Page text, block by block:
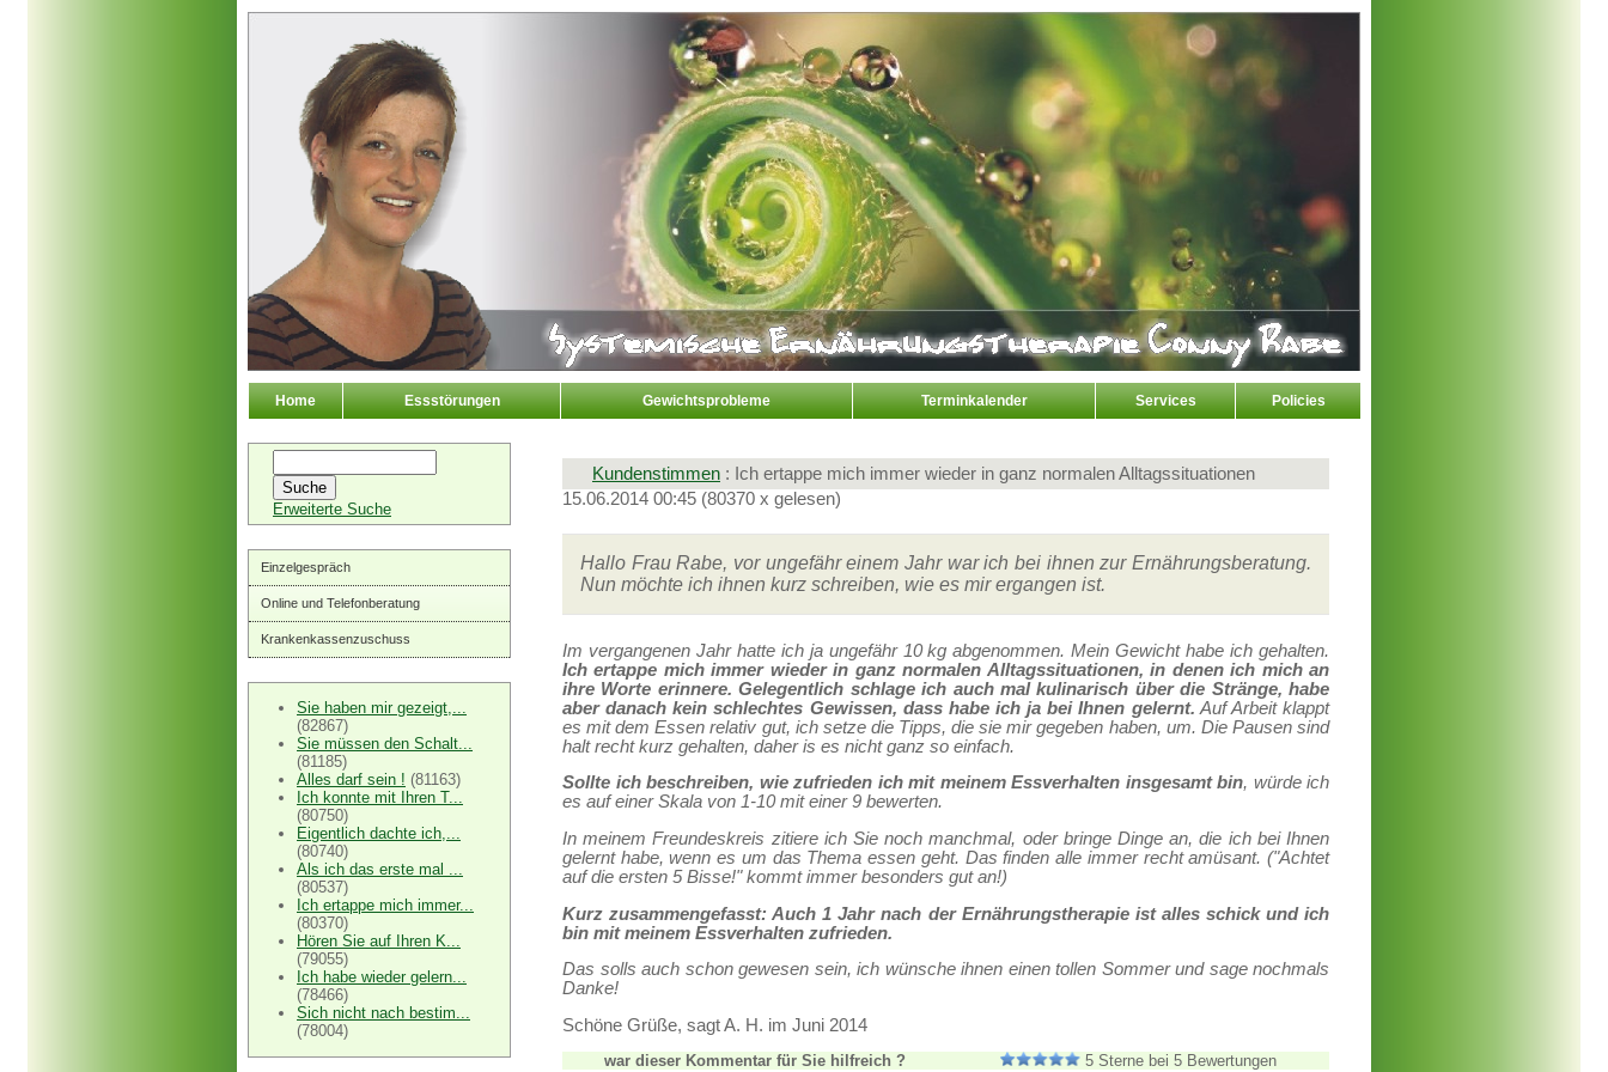
Home Essstörungen Gewichtsprobleme Terminkalender Services Policies
Erweiterte Suche
Einzelgespräch
Online und Telefonberatung
Krankenkassenzuschuss
Sie haben mir gezeigt,...
(82867)
Sie müssen den Schalt...
(81185)
Alles darf sein ! (81163)
Ich konnte mit Ihren T...
(80750)
Eigentlich dachte ich,...
(80740)
Als ich das erste mal ...
(80537)
Ich ertappe mich immer...
(80370)
Hören Sie auf Ihren K...
(79055)
Ich habe wieder gelern...
(78466)
Sich nicht nach bestim...
(78004)
Kundenstimmen : Ich ertappe mich immer wieder in ganz normalen Alltagssituationen
15.06.2014 00:45 (80370 x gelesen)
Hallo Frau Rabe, vor ungefähr einem Jahr war ich bei ihnen zur Ernährungsberatung.
Nun möchte ich ihnen kurz schreiben, wie es mir ergangen ist.
Im vergangenen Jahr hatte ich ja ungefähr 10 kg abgenommen. Mein Gewicht habe ich gehalten.
Ich ertappe mich immer wieder in ganz normalen Alltagssituationen, in denen ich mich an
ihre Worte erinnere. Gelegentlich schlage ich auch mal kulinarisch über die Stränge, habe
aber danach kein schlechtes Gewissen, dass habe ich ja bei Ihnen gelernt. Auf Arbeit klappt
es mit dem Essen relativ gut, ich setze die Tipps, die sie mir gegeben haben, um. Die Pausen sind
halt recht kurz gehalten, daher is es nicht ganz so einfach.
Sollte ich beschreiben, wie zufrieden ich mit meinem Essverhalten insgesamt bin, würde ich
es auf einer Skala von 1-10 mit einer 9 bewerten.
In meinem Freundeskreis zitiere ich Sie noch manchmal, oder bringe Dinge an, die ich bei Ihnen
gelernt habe, wenn es um das Thema essen geht. Das finden alle immer recht amüsant. ("Achtet
auf die ersten 5 Bisse!" kommt immer besonders gut an!)
Kurz zusammengefasst: Auch 1 Jahr nach der Ernährungstherapie ist alles schick und ich
bin mit meinem Essverhalten zufrieden.
Das solls auch schon gewesen sein, ich wünsche ihnen einen tollen Sommer und sage nochmals
Danke!
Schöne Grüße, sagt A. H. im Juni 2014
war dieser Kommentar für Sie hilfreich ? 5 Sterne bei 5 Bewertungen